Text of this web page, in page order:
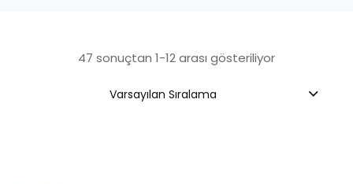
47 sonuçtan 1-12 arası gösteriliyor
Varsayılan Sıralama